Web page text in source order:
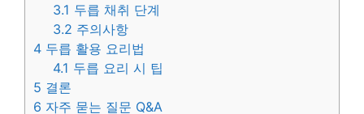
3.1 두릅 채취 단계
3.2 주의사항
4 두릅 활용 요리법
4.1 두릅 요리 시 팁
5 결론
6 자주 묻는 질문 Q&A